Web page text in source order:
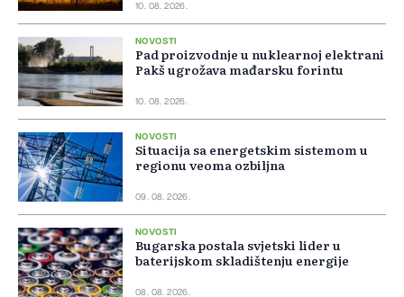
10. 08. 2026.
NOVOSTI
Pad proizvodnje u nuklearnoj elektrani
Pakš ugrožava mađarsku forintu
10. 08. 2026.
NOVOSTI
Situacija sa energetskim sistemom u
regionu veoma ozbiljna
09. 08. 2026.
NOVOSTI
Bugarska postala svjetski lider u
baterijskom skladištenju energije
08. 08. 2026.